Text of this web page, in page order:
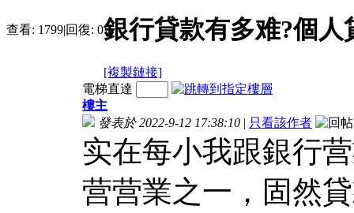
查看: 1799|回復: 0銀行貸款有多难?個人
[複製鏈接]
電梯直達
樓主
發表於 2022-9-12 17:38:10 | 只看該作者
实在每小我跟銀行
营营業之一，固然